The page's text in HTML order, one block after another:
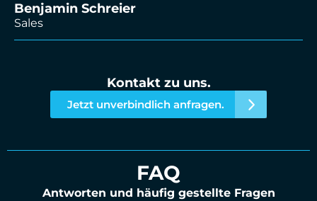
Benjamin Schreier
Sales
Kontakt zu uns.
Jetzt unverbindlich anfragen.
FAQ
Antworten und häufig gestellte Fragen